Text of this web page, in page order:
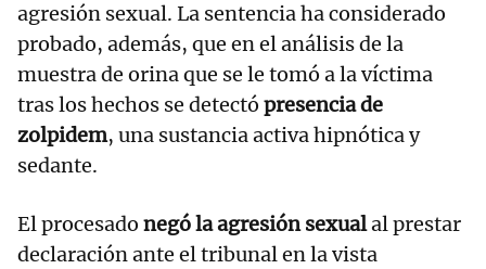
agresión sexual. La sentencia ha considerado
probado, además, que en el análisis de la
muestra de orina que se le tomó a la víctima
tras los hechos se detectó presencia de
zolpidem, una sustancia activa hipnótica y
sedante.
El procesado negó la agresión sexualal prestar
declaración ante el tribunal en la vista